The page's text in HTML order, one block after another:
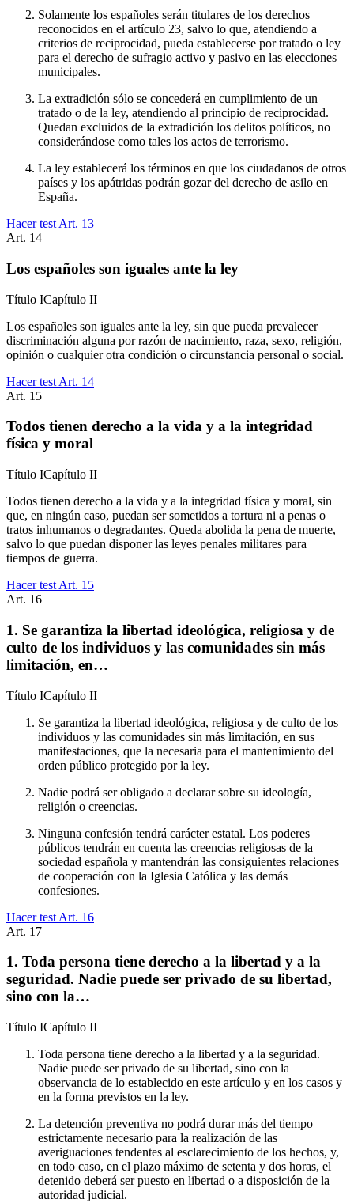
Solamente los españoles serán titulares de los derechos
reconocidos en el artículo 23, salvo lo que, atendiendo a
criterios de reciprocidad, pueda establecerse por tratado o ley
para el derecho de sufragio activo y pasivo en las elecciones
municipales.
La extradición sólo se concederá en cumplimiento de un
tratado o de la ley, atendiendo al principio de reciprocidad.
Quedan excluidos de la extradición los delitos políticos, no
considerándose como tales los actos de terrorismo.
La ley establecerá los términos en que los ciudadanos de otros
países y los apátridas podrán gozar del derecho de asilo en
España.
Hacer test Art. 13
Art. 14
Los españoles son iguales ante la ley
Título ICapítulo II
Los españoles son iguales ante la ley, sin que pueda prevalecer
discriminación alguna por razón de nacimiento, raza, sexo, religión,
opinión o cualquier otra condición o circunstancia personal o social.
Hacer test Art. 14
Art. 15
Todos tienen derecho a la vida y a la integridad
física y moral
Título ICapítulo II
Todos tienen derecho a la vida y a la integridad física y moral, sin
que, en ningún caso, puedan ser sometidos a tortura ni a penas o
tratos inhumanos o degradantes. Queda abolida la pena de muerte,
salvo lo que puedan disponer las leyes penales militares para
tiempos de guerra.
Hacer test Art. 15
Art. 16
1. Se garantiza la libertad ideológica, religiosa y de
culto de los individuos y las comunidades sin más
limitación, en…
Título ICapítulo II
Se garantiza la libertad ideológica, religiosa y de culto de los
individuos y las comunidades sin más limitación, en sus
manifestaciones, que la necesaria para el mantenimiento del
orden público protegido por la ley.
Nadie podrá ser obligado a declarar sobre su ideología,
religión o creencias.
Ninguna confesión tendrá carácter estatal. Los poderes
públicos tendrán en cuenta las creencias religiosas de la
sociedad española y mantendrán las consiguientes relaciones
de cooperación con la Iglesia Católica y las demás
confesiones.
Hacer test Art. 16
Art. 17
1. Toda persona tiene derecho a la libertad y a la
seguridad. Nadie puede ser privado de su libertad,
sino con la…
Título ICapítulo II
Toda persona tiene derecho a la libertad y a la seguridad.
Nadie puede ser privado de su libertad, sino con la
observancia de lo establecido en este artículo y en los casos y
en la forma previstos en la ley.
La detención preventiva no podrá durar más del tiempo
estrictamente necesario para la realización de las
averiguaciones tendentes al esclarecimiento de los hechos, y,
en todo caso, en el plazo máximo de setenta y dos horas, el
detenido deberá ser puesto en libertad o a disposición de la
autoridad judicial.